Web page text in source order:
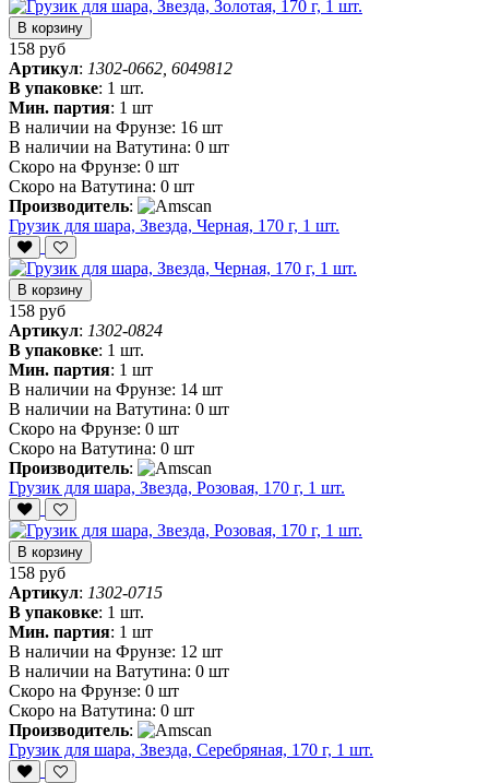
В корзину
158 руб
Артикул: 1302-0662, 6049812
В упаковке: 1 шт.
Мин. партия: 1 шт
В наличии на Фрунзе: 16 шт
В наличии на Ватутина: 0 шт
Скоро на Фрунзе: 0 шт
Скоро на Ватутина: 0 шт
Производитель:
Грузик для шара, Звезда, Черная, 170 г, 1 шт.
В корзину
158 руб
Артикул: 1302-0824
В упаковке: 1 шт.
Мин. партия: 1 шт
В наличии на Фрунзе: 14 шт
В наличии на Ватутина: 0 шт
Скоро на Фрунзе: 0 шт
Скоро на Ватутина: 0 шт
Производитель:
Грузик для шара, Звезда, Розовая, 170 г, 1 шт.
В корзину
158 руб
Артикул: 1302-0715
В упаковке: 1 шт.
Мин. партия: 1 шт
В наличии на Фрунзе: 12 шт
В наличии на Ватутина: 0 шт
Скоро на Фрунзе: 0 шт
Скоро на Ватутина: 0 шт
Производитель:
Грузик для шара, Звезда, Серебряная, 170 г, 1 шт.